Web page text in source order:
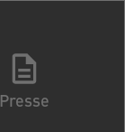
Presse